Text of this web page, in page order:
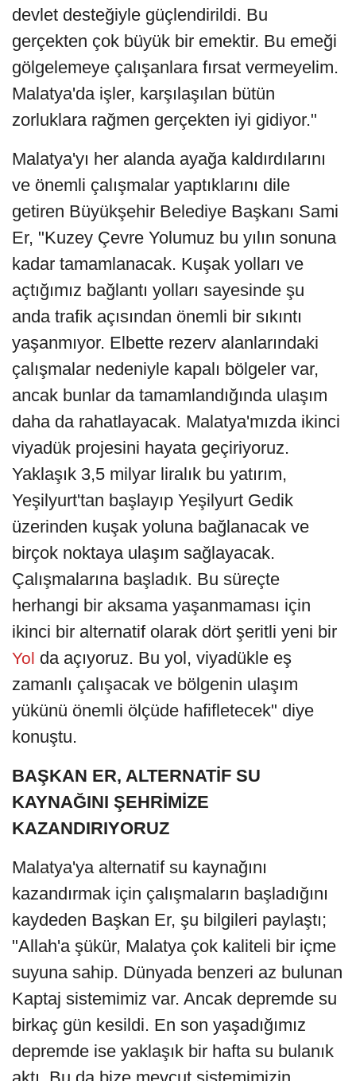
devlet desteğiyle güçlendirildi. Bu
gerçekten çok büyük bir emektir. Bu emeği
gölgelemeye çalışanlara fırsat vermeyelim.
Malatya'da işler, karşılaşılan bütün
zorluklara rağmen gerçekten iyi gidiyor."
Malatya'yı her alanda ayağa kaldırdılarını
ve önemli çalışmalar yaptıklarını dile
getiren Büyükşehir Belediye Başkanı Sami
Er, "Kuzey Çevre Yolumuz bu yılın sonuna
kadar tamamlanacak. Kuşak yolları ve
açtığımız bağlantı yolları sayesinde şu
anda trafik açısından önemli bir sıkıntı
yaşanmıyor. Elbette rezerv alanlarındaki
çalışmalar nedeniyle kapalı bölgeler var,
ancak bunlar da tamamlandığında ulaşım
daha da rahatlayacak. Malatya'mızda ikinci
viyadük projesini hayata geçiriyoruz.
Yaklaşık 3,5 milyar liralık bu yatırım,
Yeşilyurt'tan başlayıp Yeşilyurt Gedik
üzerinden kuşak yoluna bağlanacak ve
birçok noktaya ulaşım sağlayacak.
Çalışmalarına başladık. Bu süreçte
herhangi bir aksama yaşanmaması için
ikinci bir alternatif olarak dört şeritli yeni bir
Yol da açıyoruz. Bu yol, viyadükle eş
zamanlı çalışacak ve bölgenin ulaşım
yükünü önemli ölçüde hafifletecek" diye
konuştu.
BAŞKAN ER, ALTERNATİF SU
KAYNAĞINI ŞEHRİMİZE
KAZANDIRIYORUZ
Malatya'ya alternatif su kaynağını
kazandırmak için çalışmaların başladığını
kaydeden Başkan Er, şu bilgileri paylaştı;
"Allah'a şükür, Malatya çok kaliteli bir içme
suyuna sahip. Dünyada benzeri az bulunan
Kaptaj sistemimiz var. Ancak depremde su
birkaç gün kesildi. En son yaşadığımız
depremde ise yaklaşık bir hafta su bulanık